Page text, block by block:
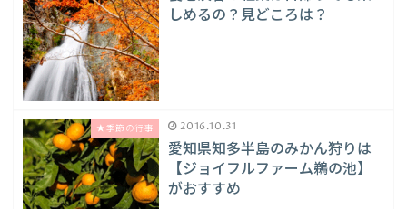
しめるの？見どころは？
★季節の行事 2016.10.31
愛知県知多半島のみかん狩りは
【ジョイフルファーム鵜の池】
がおすすめ